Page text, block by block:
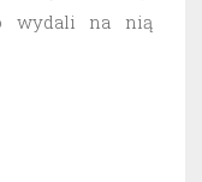
wydali na nią